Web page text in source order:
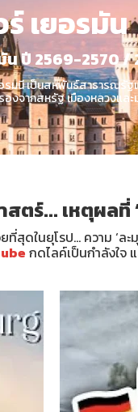
เยอรมัน
น ปี 2569-2570 /
มนี เป็นสหพันธ์สาธารณรัฐ
งจากสหรัฐ เมืองหลวงแ
ตร์... เหตุผล
สุดในยุโรป... ความ ‘
กดไลค์เป็นกำลังใจ